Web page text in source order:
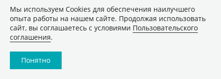
Мы используем Сookies для обеспечения наилучшего
опыта работы на нашем сайте. Продолжая использовать
сайт, вы соглашаетесь с условиями Пользовательского
соглашения.
Понятно